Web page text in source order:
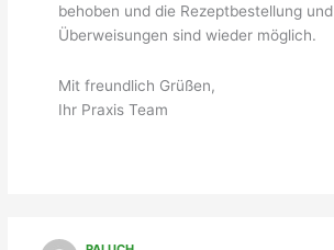
behoben und die Rezeptbestellung und
Überweisungen sind wieder möglich.
Mit freundlich Grüßen,
Ihr Praxis Team